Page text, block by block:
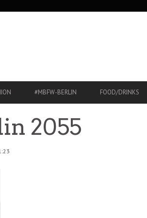
#MBFW-BERLIN FOOD/DRINKS
2055